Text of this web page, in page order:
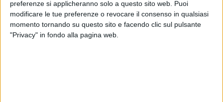
preferenze si applicheranno solo a questo sito web. Puoi
modificare le tue preferenze o revocare il consenso in qualsiasi
momento tornando su questo sito e facendo clic sul pulsante
"Privacy" in fondo alla pagina web.
finanziamento di 700 mila euro dalla a Regione Puglia.
"Entro breve tempo – spiega il sindaco Gianluca Vurchio - i
nostri piccoli bimbi, avranno un nuovo spazio per svolgere le
loro attività con un edificio sicuramente più funzionale agli